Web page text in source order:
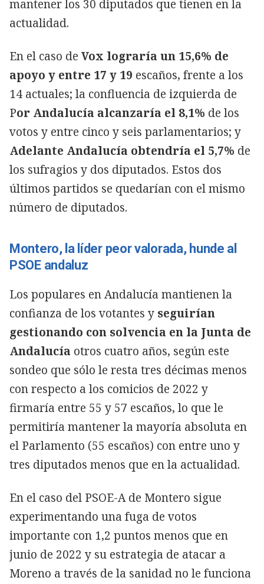
mantener los 30 diputados que tienen en la
actualidad.
En el caso de Vox lograría un 15,6% de
apoyo y entre 17 y 19 escaños, frente a los
14 actuales; la confluencia de izquierda de
Por Andalucía alcanzaría el 8,1% de los
votos y entre cinco y seis parlamentarios; y
Adelante Andalucía obtendría el 5,7% de
los sufragios y dos diputados. Estos dos
últimos partidos se quedarían con el mismo
número de diputados.
Montero, la líder peor valorada, hunde al
PSOE andaluz
Los populares en Andalucía mantienen la
confianza de los votantes y seguirían
gestionando con solvencia en la Junta de
Andalucía otros cuatro años, según este
sondeo que sólo le resta tres décimas menos
con respecto a los comicios de 2022 y
firmaría entre 55 y 57 escaños, lo que le
permitiría mantener la mayoría absoluta en
el Parlamento (55 escaños) con entre uno y
tres diputados menos que en la actualidad.
En el caso del PSOE-A de Montero sigue
experimentando una fuga de votos
importante con 1,2 puntos menos que en
junio de 2022 y su estrategia de atacar a
Moreno a través de la sanidad no le funciona